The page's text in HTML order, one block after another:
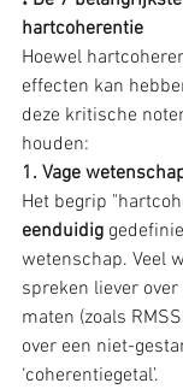
hartcoherentie
Hoewel
effecten kan
deze kritische
houden:
1. Vage
Het begrip
eenduidig
wetenschap. Veel
spreken liever
maten (zoals
over een niet-
‘coherentiegetal’.